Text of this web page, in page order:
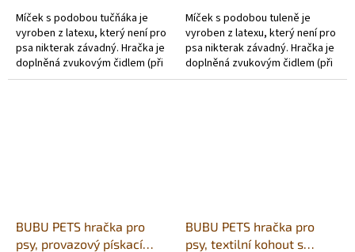
Míček s podobou tučňáka je
vyroben z latexu, který není pro
psa nikterak závadný. Hračka je
doplněná zvukovým čidlem (při
stisku píská) a vyplněna
Míček s podobou tuleně je
vyroben z latexu, který není pro
psa nikterak závadný. Hračka je
doplněná zvukovým čidlem (při
stisku píská) a vyplněna
BUBU PETS hračka pro
psy, provazový pískací
BUBU PETS hračka pro
psy, textilní kohout s